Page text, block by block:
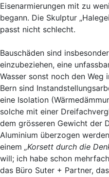
Eisenarmierungen mit zu
begann. Die Skulptur
passt nicht schlecht.
Bauschäden sind
einzubeziehen, eine
Wasser sonst noch den
Bern sind
eine Isolation
solche mit einer
dem grösseren Gewicht der
Aluminium überzogen
einem „Korsett durch die
will; ich habe schon
das Büro Suter + Partner,